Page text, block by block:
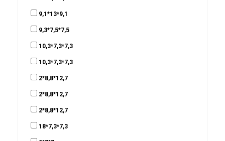
9,1*13*9,1
9,3*7,5*7,5
10,3*7,3*7,3
10,3*7,3*7,3
2*8,8*12,7
2*8,8*12,7
2*8,8*12,7
18*7,3*7,3